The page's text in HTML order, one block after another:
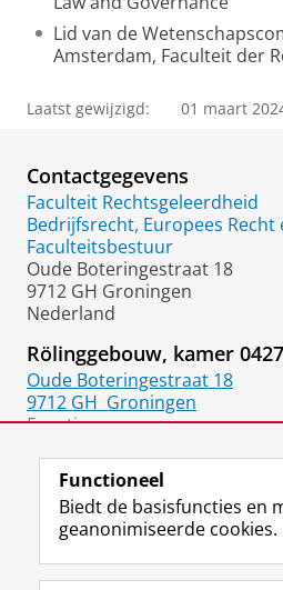
Lid van de
Amsterdam, Faculteit der
Laatst gewijzigd: 01 maart
Contactgegevens
Faculteit Rechtsgeleerdheid
Bedrijfsrecht, Europees
Faculteitsbestuur
Oude Boteringestraat 18
9712 GH Groningen
Nederland
Rölinggebouw, kamer 0427
Oude Boteringestraat 18
9712 GH Groningen
Functie:
Volg de RUG
F
Functioneel
Biedt de basisfuncties en
geanonimiseerde cookies.